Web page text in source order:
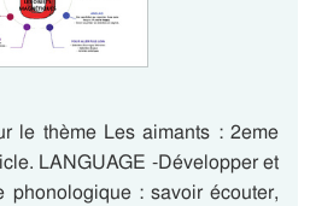
le thème Les aimants : 2eme
LANGUAGE -Développer et
phonologique : savoir écouter,